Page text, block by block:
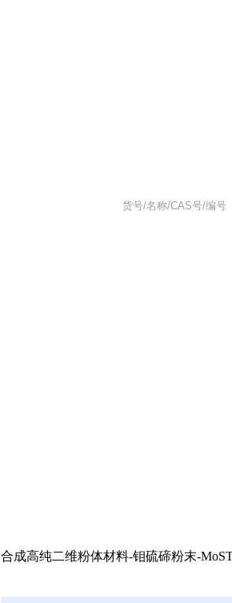
合成高纯二维粉体材料-钼硫碲粉末-